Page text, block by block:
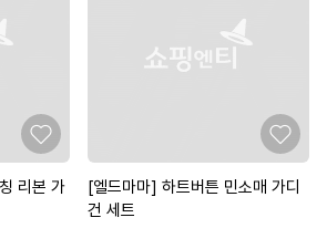
리본 가
[엘드마마] 하트버튼 민소매 가디
건 세트